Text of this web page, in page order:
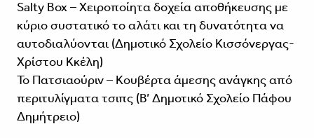
Salty Box – Χειροποίητα δοχεία αποθήκευσης με
κύριο συστατικό το αλάτι και τη δυνατότητα να
αυτοδιαλύονται (Δημοτικό Σχολείο Κισσόνεργας-
Χρίστου Κκέλη)
Το Πατσιαούριν – Κουβέρτα άμεσης ανάγκης από
περιτυλίγματα τσιπς (Β’ Δημοτικό Σχολείο Πάφου
Δημήτρειο)